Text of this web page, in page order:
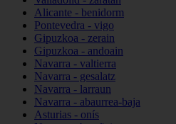
Alicante - benidorm
Pontevedra - vigo
Gipuzkoa - zerain
Gipuzkoa - andoain
Navarra - valtierra
Navarra - gesalatz
Navarra - larraun
Navarra - abaurrea-baja
Asturias - onís